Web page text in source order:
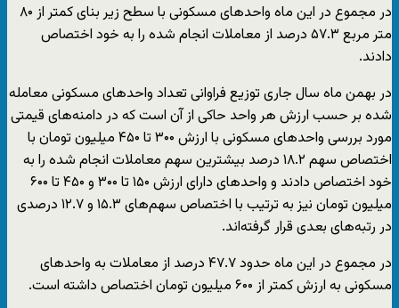
در مجموع در این ماه واحدهای مسکونی با سطح زیر بنای کمتر از ۸۰
متر مربع ۵۷.۳ درصد از معاملات انجام شده را به خود اختصاص
دادند.
در بهمن ماه سال جاری توزیع فراوانی تعداد واحدهای مسکونی معامله
شده بر حسب ارزش هر واحد حاکی از آن است که در دامنه‌های قیمتی
مورد بررسی واحدهای مسکونی با ارزش ۳۰۰ تا ۴۵۰ میلیون تومان با
اختصاص سهم ۱۸.۲ درصد بیشترین سهم معاملات انجام شده را به
خود اختصاص دادند و واحدهای دارای ارزش ۱۵۰ تا ۳۰۰ و ۴۵۰ تا ۶۰۰
میلیون تومان نیز به ترتیب با اختصاص سهم‌های ۱۵.۳ و ۱۲.۷ درصدی
در رتبه‌های بعدی قرار گرفته‌اند.
در مجموع در این ماه حدود ۴۷.۷ درصد از معاملات به واحدهای
مسکونی به ارزش کمتر از ۶۰۰ میلیون تومان اختصاص داشته است.